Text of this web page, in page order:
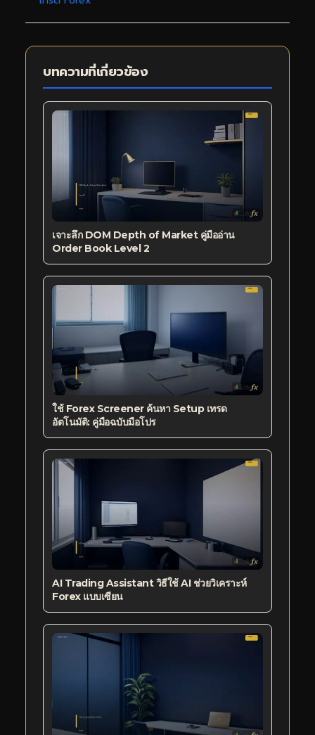
บทความที่เกี่ยวข้อง
เจาะลึก DOM Depth of Market คู่มืออ่าน
Order Book Level 2
ใช้ Forex Screener ค้นหา Setup เทรด
อัตโนมัติ: คู่มือฉบับมือโปร
AI Trading Assistant วิธีใช้ AI ช่วยวิเคราะห์
Forex แบบเซียน